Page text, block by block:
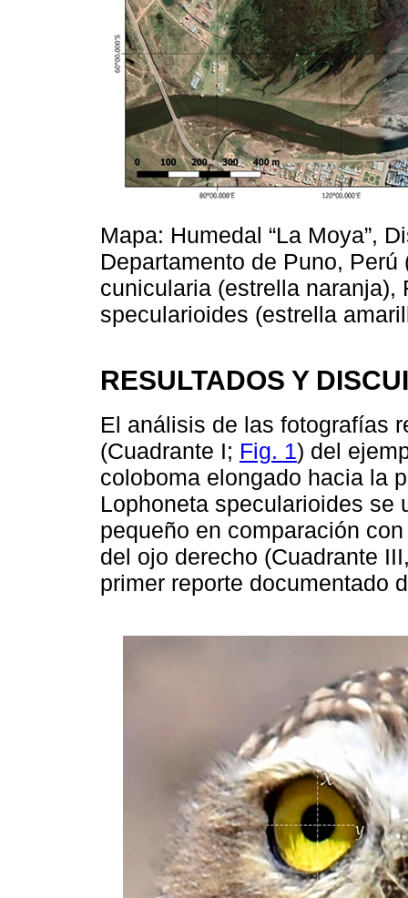
Mapa: Humedal “La Moya”,
Departamento de Puno,
cunicularia (estrella naranja),
specularioides (estrella
RESULTADOS Y
El análisis de las fotografías
(Cuadrante I; Fig. 1) del
coloboma elongado hacia la
Lophoneta specularioides se
pequeño en comparación
del ojo derecho (Cuadrante
primer reporte documentado